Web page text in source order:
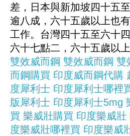
差，日本與新加坡四十五
逾八成，六十五歲以上也
工作。台灣四十五至六十
六十七點二，六十五歲以
雙效威而鋼 雙效威而鋼 雙
而鋼購買 印度威而鋼代購
度犀利士 印度犀利士哪裡
版犀利士 印度犀利士5mg
買 樂威壯購買 印度樂威壯
度樂威壯哪裡買 印度樂威